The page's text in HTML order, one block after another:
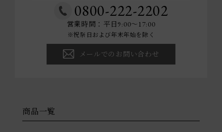
0800-222-2202
営業時間：平日9:00～17:00
※祝祭日および年末年始を除く
メールでのお問い合わせ
商品一覧